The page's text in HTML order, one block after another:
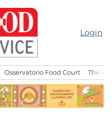
Login
Osservatorio Food Court The